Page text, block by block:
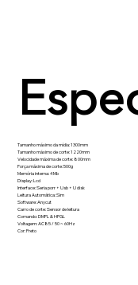
Tamanho máximo da mídia: 1300mm
Tamanho máximo de corte: 1220mm
Velocidade máxima de corte: 800mm
Força máxima de corte: 500g
Memória interna: 4Mb
Display: Lcd
Interface: Seria porr + Usb + U disk
Leitura Automática: Sim
Software: Anycut
Carro de corte: Sensor de leitura
Comando: DMPL & HPGL
Voltagem: AC85 / 50 ~ 60Hz
Cor: Preto